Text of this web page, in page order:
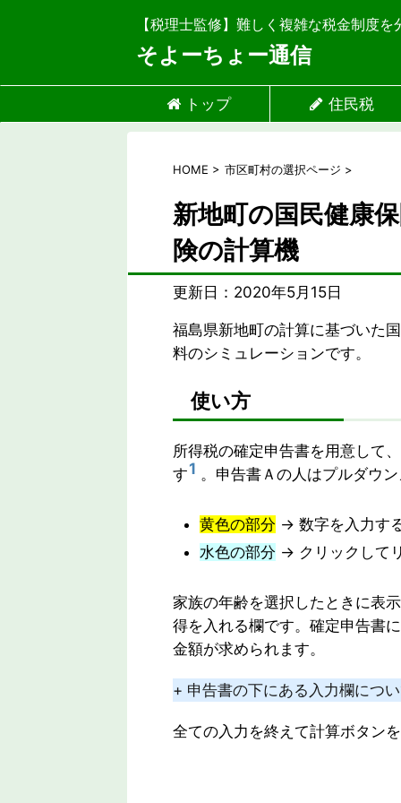
【税理士監修】難しく複雑な税金制度
そよーちょー通信
トップ 住民税
HOME > 市区町村の選択ページ >
新地町の国民健康
険の計算機
更新日： 2020年5月15日
福島県新地町の計算に基づいた
料のシミュレーションです。
使い方
所得税の確定申告書を用意して
す1 。申告書Ａの人はプルダウ
黄色の部分 → 数字を入力す
水色の部分 → クリックして
家族の年齢を選択したときに表
得を入れる欄です。確定申告書
金額が求められます。
+ 申告書の下にある入力欄につ
全ての入力を終えて計算ボタン